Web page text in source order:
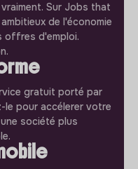
Sur Jobs that
de l'économie
offres d'emploi.
gratuit porté par
le pour accélerer votre
société plus